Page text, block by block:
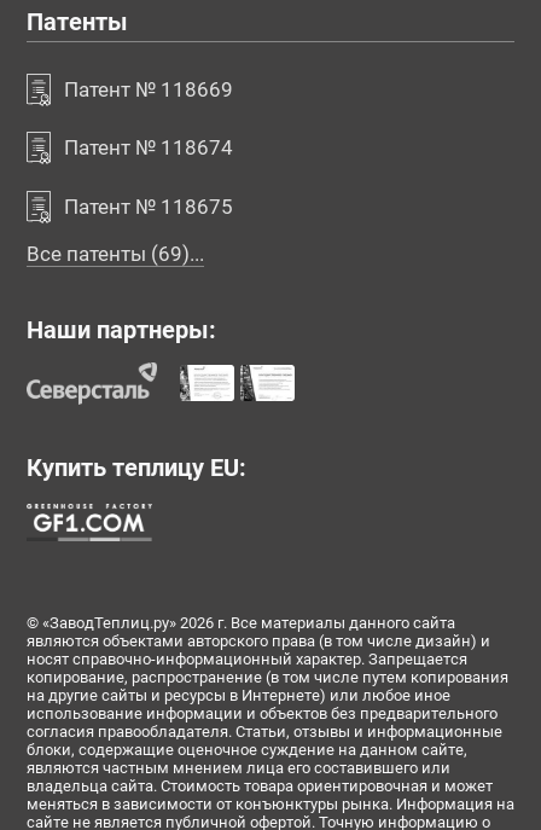
Патенты
Патент № 118669
Патент № 118674
Патент № 118675
Все патенты (69)...
Наши партнеры:
Купить теплицу EU:
© «ЗаводТеплиц.ру» 2026 г. Все материалы данного сайта
являются объектами авторского права (в том числе дизайн) и
носят справочно-информационный характер. Запрещается
копирование, распространение (в том числе путем копирования
на другие сайты и ресурсы в Интернете) или любое иное
использование информации и объектов без предварительного
согласия правообладателя. Статьи, отзывы и информационные
блоки, содержащие оценочное суждение на данном сайте,
являются частным мнением лица его составившего или
владельца сайта. Стоимость товара ориентировочная и может
меняться в зависимости от конъюнктуры рынка. Информация на
сайте не является публичной офертой. Точную информацию о